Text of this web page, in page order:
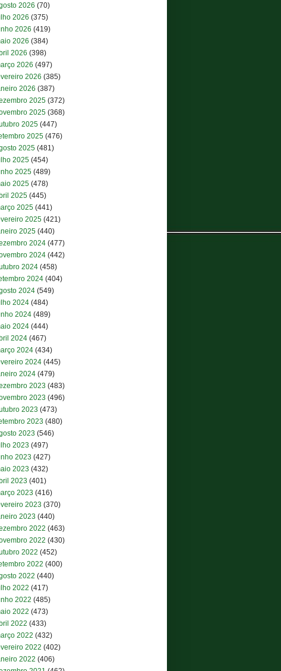
2026 (70)
2026 (375)
2026 (419)
2026 (384)
2026 (398)
2026 (497)
2026 (385)
2026 (387)
2025 (372)
2025 (368)
2025 (447)
2025 (476)
2025 (481)
2025 (454)
2025 (489)
2025 (478)
2025 (445)
2025 (441)
2025 (421)
2025 (440)
2024 (477)
2024 (442)
2024 (458)
2024 (404)
2024 (549)
2024 (484)
2024 (489)
2024 (444)
2024 (467)
2024 (434)
2024 (445)
2024 (479)
2023 (483)
2023 (496)
2023 (473)
2023 (480)
2023 (546)
2023 (497)
2023 (427)
2023 (432)
2023 (401)
2023 (416)
2023 (370)
2023 (440)
2022 (463)
2022 (430)
2022 (452)
2022 (400)
2022 (440)
2022 (417)
2022 (485)
2022 (473)
2022 (433)
2022 (432)
2022 (402)
2022 (406)